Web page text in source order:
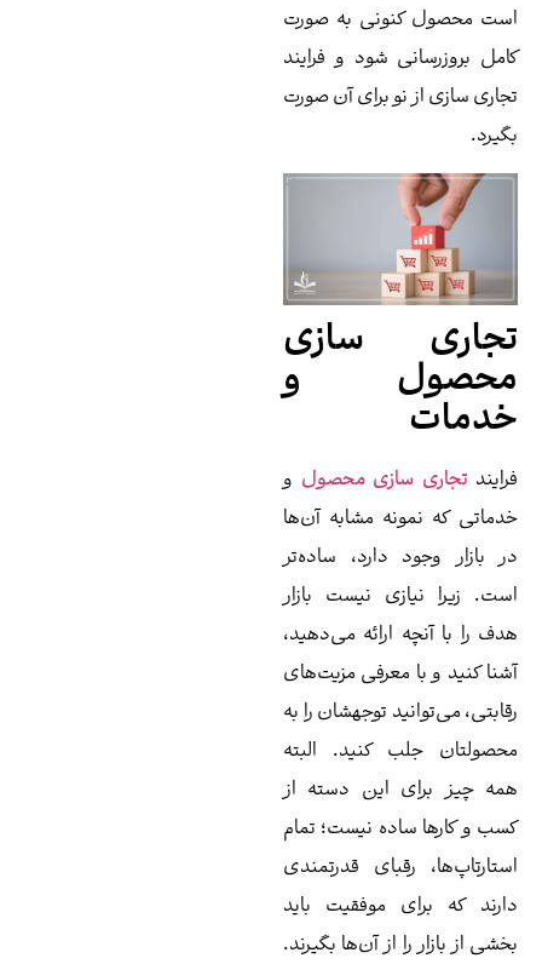
محصول کنونی به صورت
بروزرسانی شود و فرایند
سازی از نو برای آن صورت
سازی
و
تجاری سازی محصولو
که نمونه مشابه آن‌ها
بازار وجود دارد، ساده‌تر
زیرا نیازی نیست بازار
را با آنچه ارائه می‌دهید،
کنید و با معرفی مزیت‌های
می‌توانید توجهشان را به
جلب کنید. البته
چیز برای این دسته از
و کارها ساده نیست؛ تمام
رقبای قدرتمندی
که برای موفقیت باید
از بازار را از آن‌ها بگیرند.